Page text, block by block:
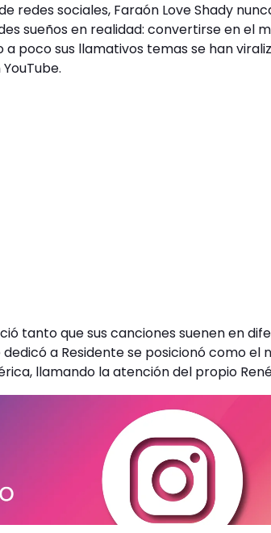
redes sociales, Faraón Love Shady
sueños en realidad: convertirse en el
a poco sus llamativos temas se han
tanto que sus canciones suenen en
dedicó a Residente se posicionó como el
llamando la atención del propio